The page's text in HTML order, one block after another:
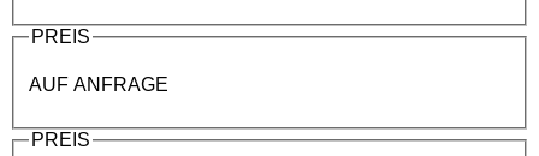
PREIS
AUF ANFRAGE
PREIS